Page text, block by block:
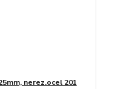
nerez.ocel 201